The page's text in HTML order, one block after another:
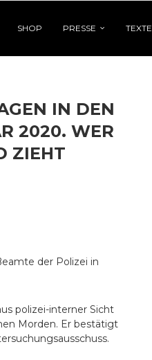
SHOP PRESSE TEXTE
IN DEN
2020. WER
ZIEHT
der Polizei in
polizei-interner Sicht
Morden. Er bestätigt